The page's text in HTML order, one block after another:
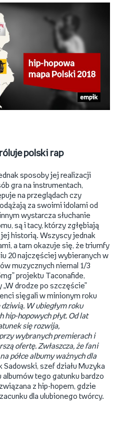
polski rap
sposoby jej realizacji
gra na instrumentach,
na przeglądach czy
za swoimi idolami od
wystarcza słuchanie
są i tacy, którzy zgłębiają
historią. Wszyscy jednak
a tam okazuje się, że triumfy
20 najczęściej wybieranych w
muzycznych niemal 1/3
projektu Taconafide,
„W drodze po szczęście”
sięgali w minionym roku
W ubiegłym roku
hip-hopowych płyt. Od lat
się rozwija,
wybranych premierach i
ofertę. Zwłaszcza, że fani
półce albumy ważnych dla
szef działu Muzyka
albumów tego gatunku bardzo
z hip-hopem, gdzie
dla ulubionego twórcy.